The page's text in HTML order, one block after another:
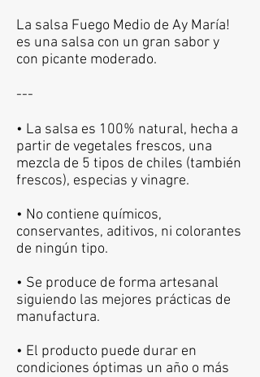
La salsa Fuego Medio de Ay María!
es una salsa con un gran sabor y
con picante moderado.
---
• La salsa es 100% natural, hecha a
partir de vegetales frescos, una
mezcla de 5 tipos de chiles (también
frescos), especias y vinagre.
• No contiene químicos,
conservantes, aditivos, ni colorantes
de ningún tipo.
• Se produce de forma artesanal
siguiendo las mejores prácticas de
manufactura.
• El producto puede durar en
condiciones óptimas un año o más